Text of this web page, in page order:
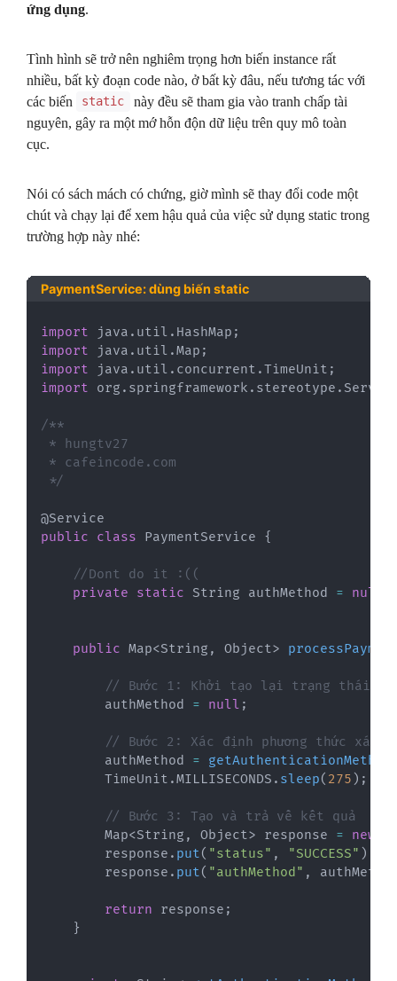
ứng dụng.
Tình hình sẽ trở nên nghiêm trọng hơn biến instance rất
nhiều, bất kỳ đoạn code nào, ở bất kỳ đâu, nếu tương tác với
các biến
static
này đều sẽ tham gia vào tranh chấp tài
nguyên, gây ra một mớ hỗn độn dữ liệu trên quy mô toàn
cục.
Nói có sách mách có chứng, giờ mình sẽ thay đổi code một
chút và chạy lại để xem hậu quả của việc sử dụng static trong
trường hợp này nhé:
PaymentService: dùng biến static
import java . util . HashMap ;
import
java . util .Map ;
import
java . util . concurrent .TimeUnit ;
import
org . springframework . stereotype .
/**
* hungtv27
* cafeincode.com
*/
@Service
public
class PaymentService {
//Dont do it :((
private
static String authMethod = null
public Map<String , Object>
// Bước 1: Khởi tạo lại trạng thái
        authMethod
= null ;
// Bước 2: Xác định phương thức xác
        authMethod
= getAuthenticationMethod
TimeUnit .MILLISECONDS . sleep( 275 ) ;
// Bước 3: Tạo và trả về kết quả
Map<String , Object> response = new
        response
. put( "status" , "SUCCESS" )
        response
. put( "authMethod" ,
return response ;
}